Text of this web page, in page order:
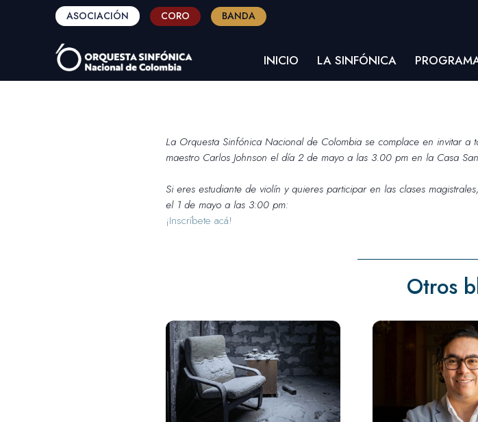
ASOCIACIÓN CORO BANDA
INICIO LA SINFÓNICA
La Orquesta Sinfónica Nacional de Colombia se complace en invitar
maestro Carlos Johnson el día 2 de mayo a las 3.00 pm en la Casa
Si eres estudiante de violín y quieres participar en las clases
el 1 de mayo a las 3:00 pm:
¡Inscríbete acá!
Otros